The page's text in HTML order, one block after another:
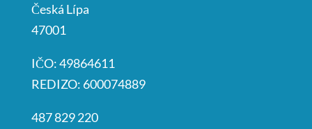
Česká Lípa
47001
IČO: 49864611
REDIZO: 600074889
487 829 220